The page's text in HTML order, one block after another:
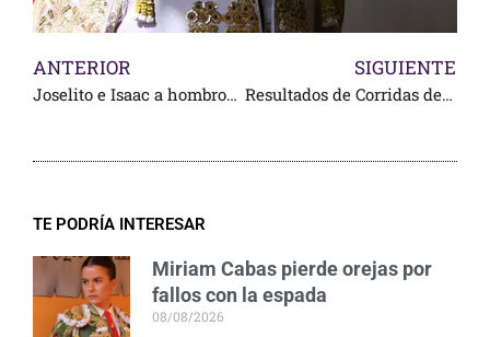
ANTERIOR
Joselito e Isaac a hombros en Morelia
SIGUIENTE
Resultados de Corridas de Noche de Muertos
TE PODRÍA INTERESAR
Miriam Cabas pierde orejas por
fallos con la espada
08/08/2026